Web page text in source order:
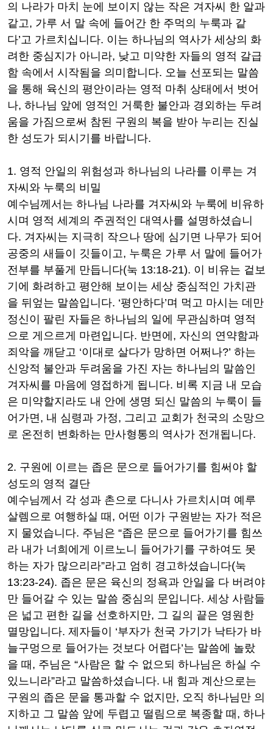
의 나라가 마치 눈에 보이지 않는 작은 겨자씨 한 알과
같고, 가루 서 말 속에 들어간 한 주먹의 누룩과 같
다’고 가르치십니다. 이는 하나님의 역사가 세상의 화
려한 중심지가 아니라, 낮고 미약한 자들의 영적 갈급
함 속에서 시작됨을 의미합니다. 오늘 선포되는 말씀
을 통해 육신의 평안이라는 영적 마취 상태에서 벗어
나, 하나님 앞에 영적인 거룩한 불안과 경외하는 두려
움을 가짐으로써 참된 구원의 복을 받아 누리는 진실
한 성도가 되시기를 바랍니다.
1. 영적 안일의 위험성과 하나님의 나라를 이루는 겨
자씨와 누룩의 비밀
예수님께서는 하나님 나라를 겨자씨와 누룩에 비유하
시며 영적 세계의 주권적인 대역사를 설명하셨습니
다. 겨자씨는 지극히 작으나 땅에 심기면 나무가 되어
공중의 새들이 깃들이고, 누룩은 가루 서 말에 들어가
전부를 부풀게 만듭니다(눅 13:18-21). 이 비유는 겉보
기에 화려하고 평안해 보이는 세상 중심적인 가치관
을 뒤엎는 말씀입니다. ‘평안하다’며 먹고 마시는 데만
정신이 팔린 자들은 하나님의 일에 무관심하며 영적
으로 게으르게 마련입니다. 반면에 , 자신의 연약함과
죄악을 깨닫고 ‘이대로 살다가 망하면 어쩌나?’ 하는
신앙적 불안과 두려움을 가진 자는 하나님의 말씀인
겨자씨를 마음에 영접하게 됩니다. 비록 지금 내 모습
은 미약할지라도 내 안에 생명 되신 말씀의 누룩이 들
어가면, 내 심령과 가정, 그리고 교회가 천국의 소망으
로 온전히 변화하는 만사형통의 역사가 전개됩니다.
2. 구원에 이르는 좁은 문으로 들어가기를 힘써야 할
성도의 영적 결단
예수님께서 각 성과 촌으로 다니사 가르치시며 예루
살렘으로 여행하실 때 , 어떤 이가 구원받는 자가 적은
지 물었습니다. 주님은 “좁은 문으로 들어가기를 힘쓰
라 내가 너희에게 이르노니 들어가기를 구하여도 못
하는 자가 많으리라”라고 엄히 경고하셨습니다(눅
13:23-24). 좁은 문은 육신의 정욕과 안일을 다 버려야
만 들어갈 수 있는 말씀 중심의 문입니다. 세상 사람들
은 넓고 편한 길을 선호하지만, 그 길의 끝은 영원한
멸망입니다. 제자들이 ‘부자가 천국 가기가 낙타가 바
늘구멍으로 들어가는 것보다 어렵다’는 말씀에 놀랐
을 때 , 주님은 “사람은 할 수 없으되 하나님은 하실 수
있느니라”라고 말씀하셨습니다. 내 힘과 계산으로는
구원의 좁은 문을 통과할 수 없지만, 오직 하나님만 의
지하고 그 말씀 앞에 두렵고 떨림으로 복종할 때 , 하나